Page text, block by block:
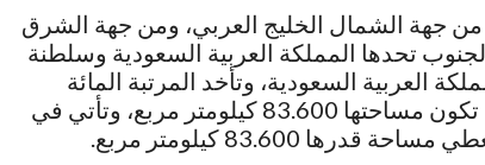
من جهة الشمال الخليج العربي، ومن جهة الشرق
تحدها المملكة العربية السعودية وسلطنة
العربية السعودية، وتأخد المرتبة المائة
وخمسة عشر من حيث مساحة الأرض، والتي تكون مساحتها 83.600 كيلومتر مربع، وتأتي في